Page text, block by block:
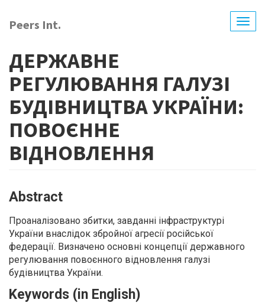
main
Peers Int.
ДЕРЖАВНЕ
РЕГУЛЮВАННЯ ГАЛУЗІ
БУДІВНИЦТВА УКРАЇНИ:
ПОВОЄННЕ
ВІДНОВЛЕННЯ
Abstract
Проаналізовано збитки, завданні інфраструктурі
України внаслідок збройної агресії російської
федерації. Визначено основні концепції державного
регулювання повоєнного відновлення галузі
будівництва України.
Keywords (in English)